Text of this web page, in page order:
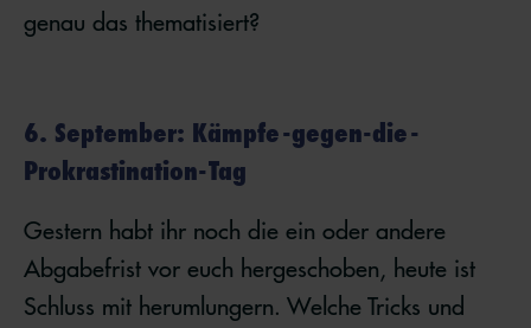
genau das thematisiert?
6. September: Kämpfe-gegen-die-
Prokrastination-Tag
Gestern habt ihr noch die ein oder andere
Abgabefrist vor euch hergeschoben, heute ist
Schluss mit herumlungern. Welche Tricks und